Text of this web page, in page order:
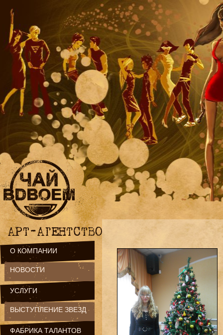
О КОМПАНИИ
НОВОСТИ
УСЛУГИ
ВЫСТУПЛЕНИЕ ЗВЕЗД
ФАБРИКА ТАЛАНТОВ